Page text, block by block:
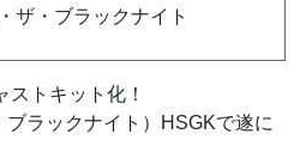
ザ・ブラックナイト
トキット化！
ブラックナイト）HSGKで遂に